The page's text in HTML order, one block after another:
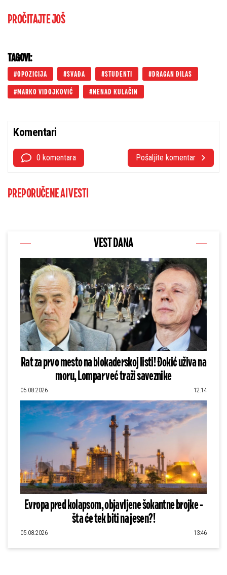
PROČITAJTE JOŠ
TAGOVI:
OPOZICIJA SVAĐA STUDENTI DRAGAN ĐILAS
MARKO VIDOJKOVIĆ NENAD KULAČIN
Komentari
0 komentara Pošaljite komentar
PREPORUČENE AI VESTI
VEST DANA
Rat za prvo mesto na blokaderskoj listi! Đokić uživa na
moru, Lompar već traži saveznike
05.08.2026 12:14
Evropa pred kolapsom, objavljene šokantne brojke -
šta će tek biti na jesen?!
05.08.2026 13:46